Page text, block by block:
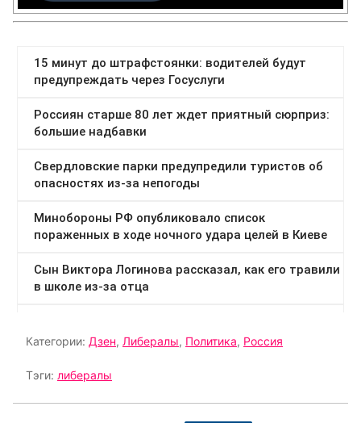
Категории: Дзен, Либералы, Политика, Россия
Тэги: либералы